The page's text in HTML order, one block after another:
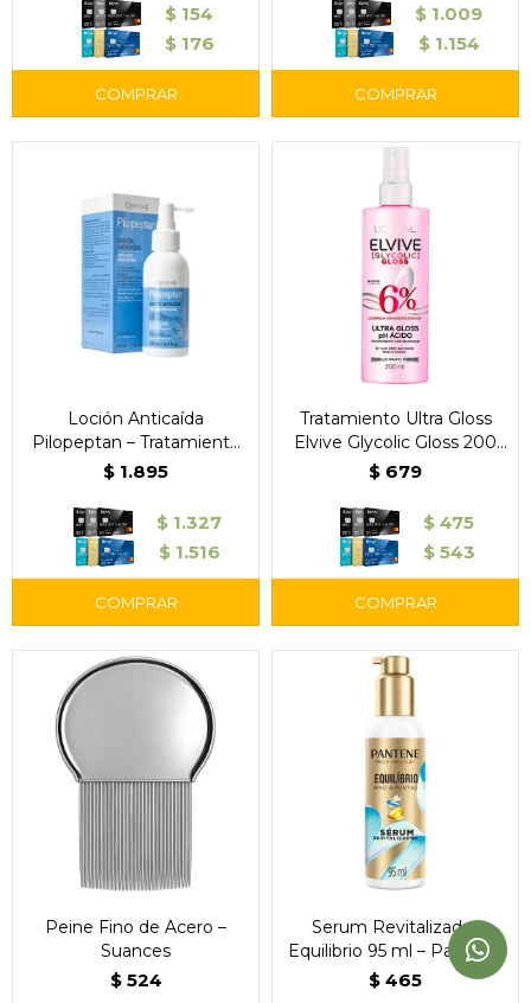
$ 154
$ 176
$ 1.009
$ 1.154
Loción Anticaída
Pilopeptan – Tratamiento
Capilar Fortalecedor
$ 1.895
$ 1.327
$ 1.516
Tratamiento Ultra Gloss
Elvive Glycolic Gloss 200
ml - L'Oréal
$ 679
$ 475
$ 543
Peine Fino de Acero –
Suances
$ 524
Serum Revitalizador
Equilibrio 95 ml – Pantene
$ 465